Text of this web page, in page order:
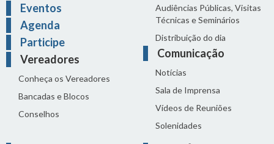
Eventos
Agenda
Participe
Vereadores
Conheça os Vereadores
Bancadas e Blocos
Conselhos
Audiências Públicas, Visitas
Técnicas e Seminários
Distribuição do dia
Comunicação
Notícias
Sala de Imprensa
Vídeos de Reuniões
Solenidades